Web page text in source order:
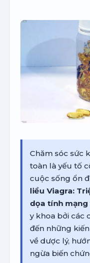
Chăm sóc sức
toàn là yếu tố
cuộc sống ổn
liều Viagra:
dọa tính mạng
y khoa bởi các
đến những
về dược lý,
ngừa biến